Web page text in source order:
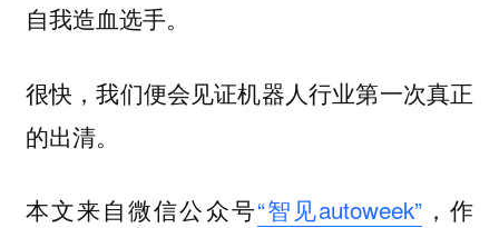
自我造血选手。
很快，我们便会见证机器人行业第一次真正
的出清。
本文来自微信公众号“智见autoweek”，作